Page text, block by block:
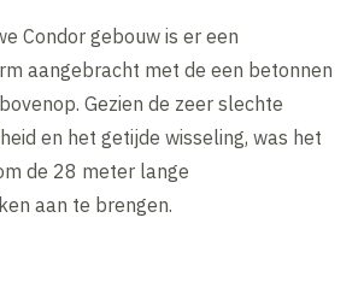
Condor gebouw is er een
aangebracht met de een betonnen
Gezien de zeer slechte
en het getijde wisseling, was het
de 28 meter lange
aan te brengen.